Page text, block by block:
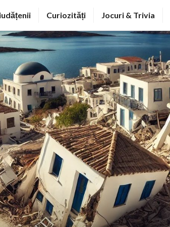
Curiozități Jocuri & Trivia